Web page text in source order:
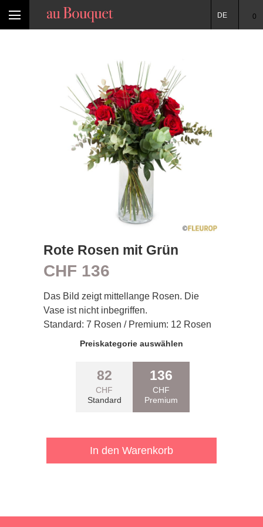
DE 0
Rote Rosen mit Grün
CHF 136
Das Bild zeigt mittellange Rosen. Die
Vase ist nicht inbegriffen.
Standard: 7 Rosen / Premium: 12 Rosen
Pflichtfeld
Preiskategorie auswählen
82
CHF
Standard
136
CHF
Premium